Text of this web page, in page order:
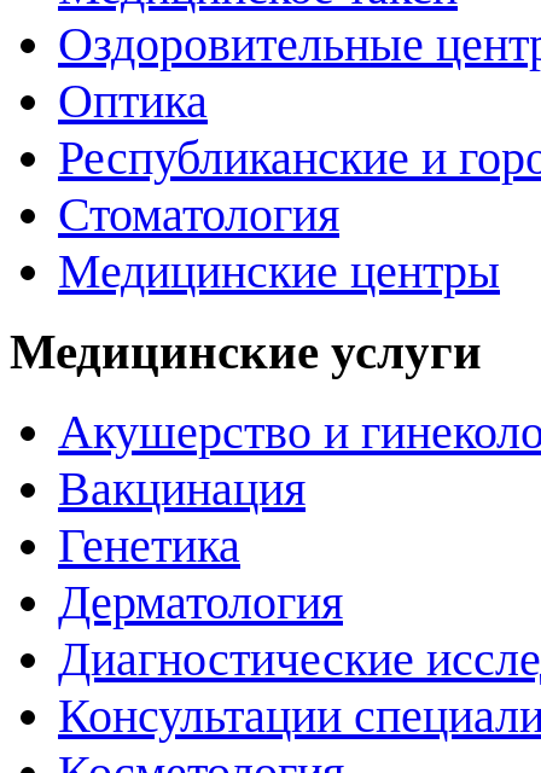
Оздоровительные
Оптика
Республиканские и
Стоматология
Медицинские центры
Медицинские услуги
Акушерство и
Вакцинация
Генетика
Дерматология
Диагностические
Консультации